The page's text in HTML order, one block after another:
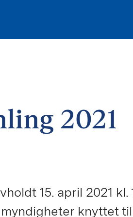
2021
15. april 2021 kl.
knyttet